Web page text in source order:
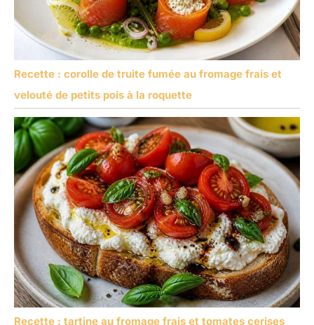
Recette : corolle de truite fumée au fromage frais et
velouté de petits pois à la roquette
Recette : tartine au fromage frais et tomates cerises